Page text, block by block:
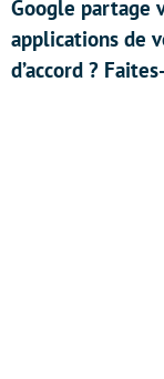
Google partage
applications de
d’accord ?